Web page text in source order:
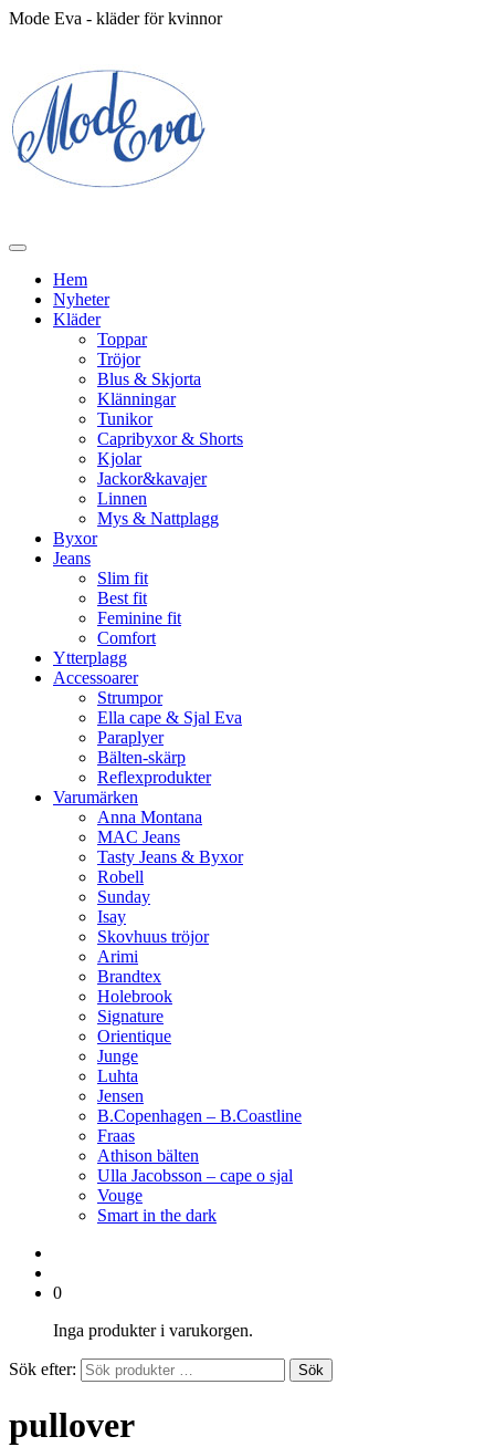
Mode Eva - kläder för kvinnor
Hem
Nyheter
Kläder
Toppar
Tröjor
Blus & Skjorta
Klänningar
Tunikor
Capribyxor & Shorts
Kjolar
Jackor&kavajer
Linnen
Mys & Nattplagg
Byxor
Jeans
Slim fit
Best fit
Feminine fit
Comfort
Ytterplagg
Accessoarer
Strumpor
Ella cape & Sjal Eva
Paraplyer
Bälten-skärp
Reflexprodukter
Varumärken
Anna Montana
MAC Jeans
Tasty Jeans & Byxor
Robell
Sunday
Isay
Skovhuus tröjor
Arimi
Brandtex
Holebrook
Signature
Orientique
Junge
Luhta
Jensen
B.Copenhagen – B.Coastline
Fraas
Athison bälten
Ulla Jacobsson – cape o sjal
Vouge
Smart in the dark
0
Inga produkter i varukorgen.
Sök efter: Sök
pullover